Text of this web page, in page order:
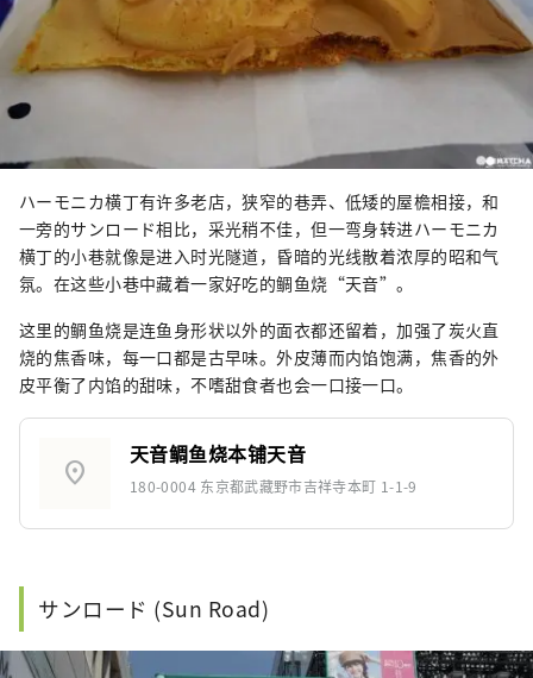
ハーモニカ横丁有许多老店，狭窄的巷弄、低矮的屋檐相接，和
一旁的サンロード相比，采光稍不佳，但一弯身转进ハーモニカ
横丁的小巷就像是进入时光隧道，昏暗的光线散着浓厚的昭和气
氛。在这些小巷中藏着一家好吃的鲷鱼烧“天音”。
这里的鲷鱼烧是连鱼身形状以外的面衣都还留着，加强了炭火直
烧的焦香味，每一口都是古早味。外皮薄而内馅饱满，焦香的外
皮平衡了内馅的甜味，不嗜甜食者也会一口接一口。
location_on
天音鲷鱼烧本铺天音
180-0004 东京都武藏野市吉祥寺本町 1-1-9
サンロード (Sun Road)